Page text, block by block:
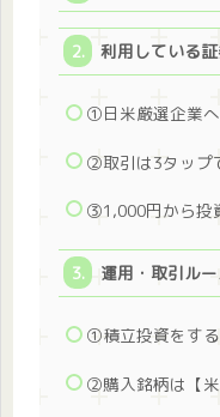
利用している
①日米厳選企業
②取引は3タップ
③1,000円から投
運用・取引ル
①積立投資をす
②購入銘柄は【